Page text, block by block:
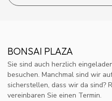
BONSAI PLAZA
Sie sind auch herzlich
besuchen. Manchmal sind wir
sicherstellen, dass wir da sind?
vereinbaren Sie einen Termin.